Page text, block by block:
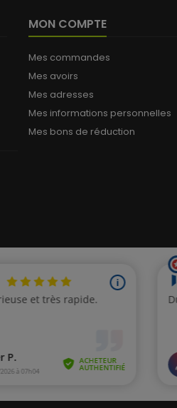
MON COMPTE
Mes commandes
Mes avoirs
Mes adresses
Mes informations personnelles
Mes bons de réduction